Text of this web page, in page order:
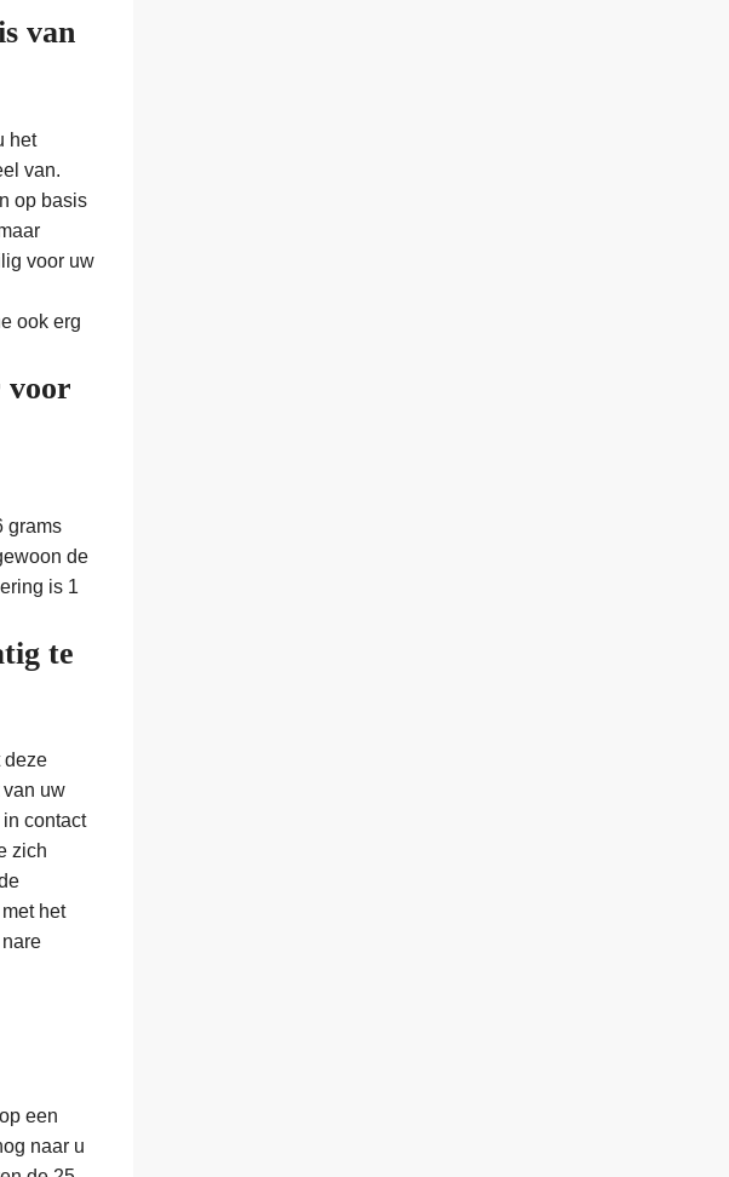
van
het
van.
op basis
voor uw
ook erg
voor
grams
de
is 1
te
deze
uw
contact
zich
het
een
naar u